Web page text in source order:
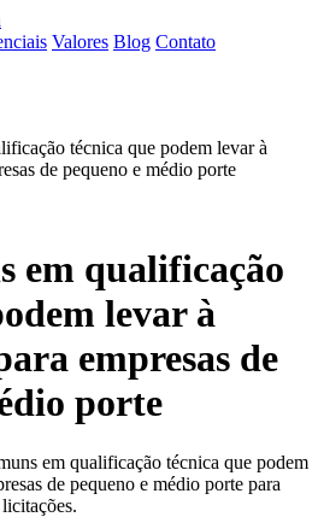
Valores Blog Contato
técnica que podem levar à
de pequeno e médio porte
em qualificação
levar à
empresas de
porte
em qualificação técnica que podem
de pequeno e médio porte para